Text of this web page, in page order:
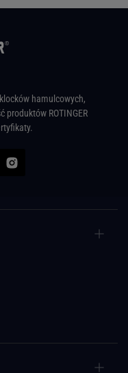
hamulcowych,
produktów ROTINGER